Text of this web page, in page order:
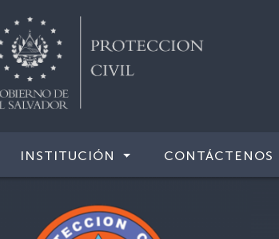
INSTITUCIÓN CONTÁCTENOS